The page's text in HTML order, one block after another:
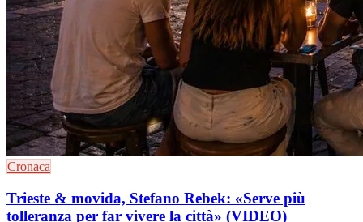
Cronaca
Trieste & movida, Stefano Rebek: «Serve più
tolleranza per far vivere la città» (VIDEO)